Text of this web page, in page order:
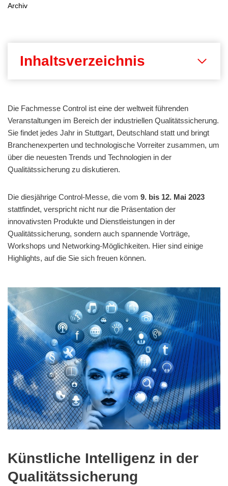
Archiv
Inhaltsverzeichnis
Die Fachmesse Control ist eine der weltweit führenden
Veranstaltungen im Bereich der industriellen Qualitätssicherung.
Sie findet jedes Jahr in Stuttgart, Deutschland statt und bringt
Branchenexperten und technologische Vorreiter zusammen, um
über die neuesten Trends und Technologien in der
Qualitätssicherung zu diskutieren.
Die diesjährige Control-Messe, die vom 9. bis 12. Mai 2023
stattfindet, verspricht nicht nur die Präsentation der
innovativsten Produkte und Dienstleistungen in der
Qualitätssicherung, sondern auch spannende Vorträge,
Workshops und Networking-Möglichkeiten. Hier sind einige
Highlights, auf die Sie sich freuen können.
Künstliche Intelligenz in der
Qualitätssicherung